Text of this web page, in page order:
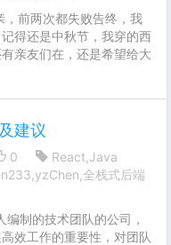
前两次都失败告终，我
得还是中秋节，我穿的西
亲友们在，还是希望给大
建议
0
React,Java
全栈式后端
制的技术团队的公司，
效工作的重要性，对团队